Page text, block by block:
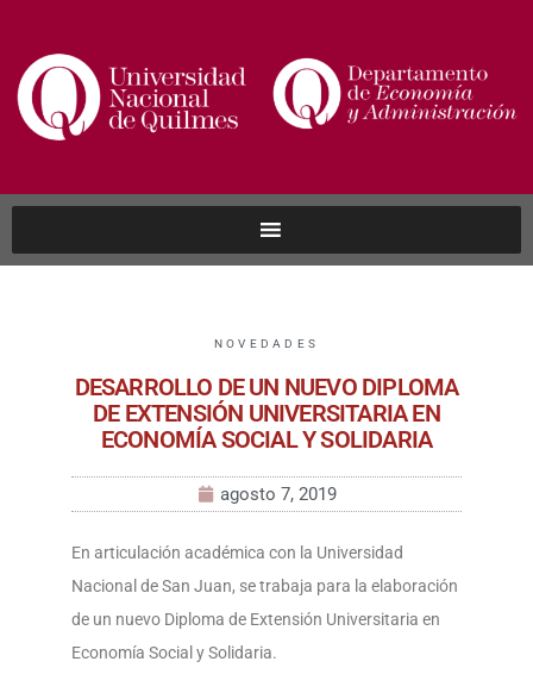
NOVEDADES
DESARROLLO DE UN NUEVO DIPLOMA
DE EXTENSIÓN UNIVERSITARIA EN
ECONOMÍA SOCIAL Y SOLIDARIA
agosto 7, 2019
En articulación académica con la Universidad
Nacional de San Juan, se trabaja para la elaboración
de un nuevo Diploma de Extensión Universitaria en
Economía Social y Solidaria.